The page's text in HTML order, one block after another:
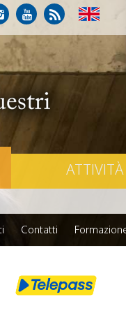
ATTIVITÀ
Contatti